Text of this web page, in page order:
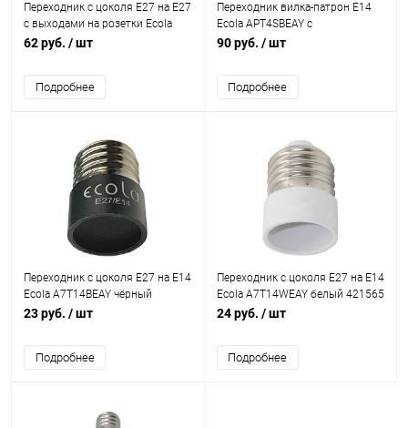
Переходник с цоколя E27 на E27
с выходами на розетки Ecola
A7A27BEAY чёрный 421568
62 руб. / шт
Подробнее
Переходник вилка-патрон E14
Ecola APT4SBEAY с
выключателем чёрный 421533
90 руб. / шт
Подробнее
Переходник с цоколя E27 на E14
Ecola A7T14BEAY чёрный
421566
23 руб. / шт
Подробнее
Переходник с цоколя E27 на E14
Ecola A7T14WEAY белый 421565
24 руб. / шт
Подробнее